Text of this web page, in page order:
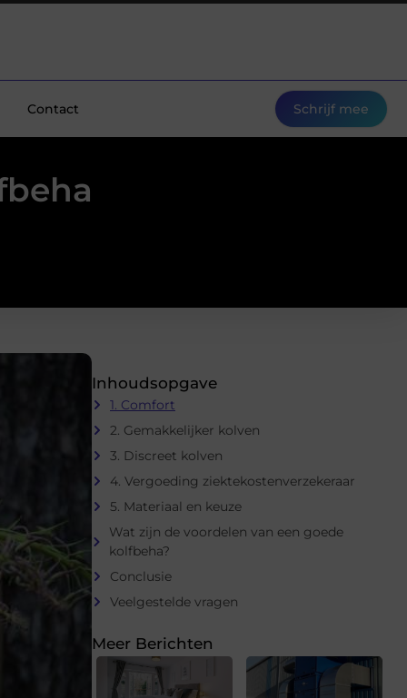
Contact Schrijf mee
Inhoudsopgave
1. Comfort
2. Gemakkelijker kolven
3. Discreet kolven
4. Vergoeding ziektekostenverzekeraar
5. Materiaal en keuze
Wat zijn de voordelen van een goede
kolfbeha?
Conclusie
Veelgestelde vragen
Meer Berichten